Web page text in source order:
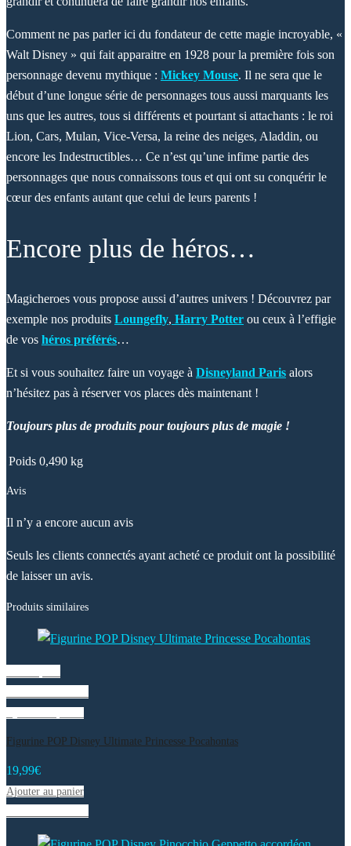
Comment ne pas parler ici du fondateur de cette magie incroyable, «
Walt Disney » qui fait apparaitre en 1928 pour la première fois son
personnage devenu mythique : Mickey Mouse. Il ne sera que le
début d’une longue série de personnages tous aussi marquants les
uns que les autres, tous si différents et pourtant si attachants : le roi
Lion, Cars, Mulan, Vice-Versa, la reine des neiges, Aladdin, ou
encore les Indestructibles… Ce n’est qu’une infime partie des
personnages que nous connaissons tous et qui ont su conquérir le
cœur des enfants autant que celui de leurs parents !
Encore plus de héros…
Magicheroes vous propose aussi d’autres univers ! Découvrez par
exemple nos produits Loungefly, Harry Potter ou ceux à l’effigie
de vos héros préférés…
Et si vous souhaitez faire un voyage à Disneyland Paris alors
n’hésitez pas à réserver vos places dès maintenant !
Toujours plus de produits pour toujours plus de magie !
Poids 0,490 kg
Avis
Il n’y a encore aucun avis
Seuls les clients connectés ayant acheté ce produit ont la possibilité
de laisser un avis.
Produits similaires
Figurine POP Disney Ultimate Princesse Pocahontas
19,99€
Ajouter au panier